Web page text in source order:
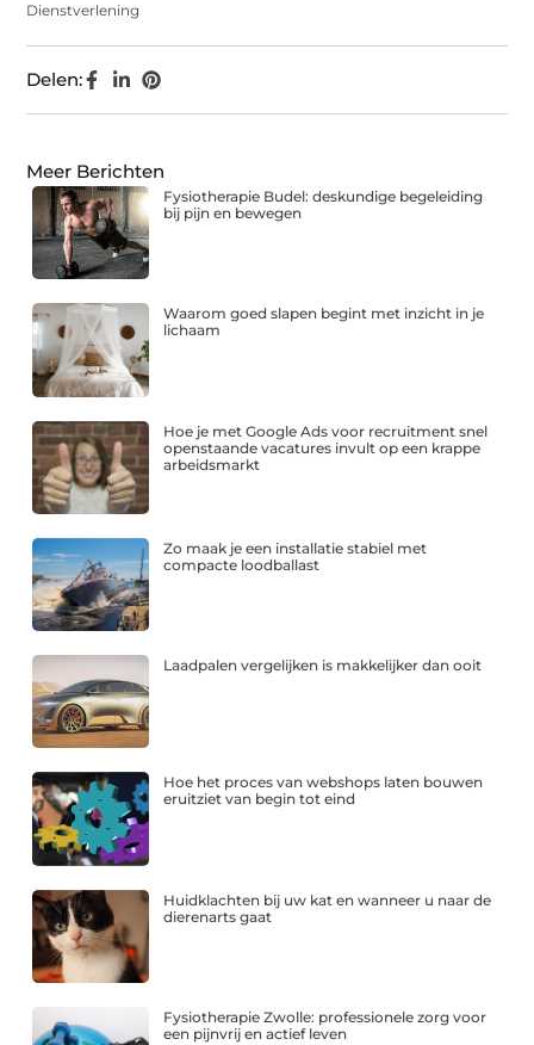
Dienstverlening
Delen:
Meer Berichten
Fysiotherapie Budel: deskundige begeleiding
bij pijn en bewegen
Waarom goed slapen begint met inzicht in je
lichaam
Hoe je met Google Ads voor recruitment snel
openstaande vacatures invult op een krappe
arbeidsmarkt
Zo maak je een installatie stabiel met
compacte loodballast
Laadpalen vergelijken is makkelijker dan ooit
Hoe het proces van webshops laten bouwen
eruitziet van begin tot eind
Huidklachten bij uw kat en wanneer u naar de
dierenarts gaat
Fysiotherapie Zwolle: professionele zorg voor
een pijnvrij en actief leven